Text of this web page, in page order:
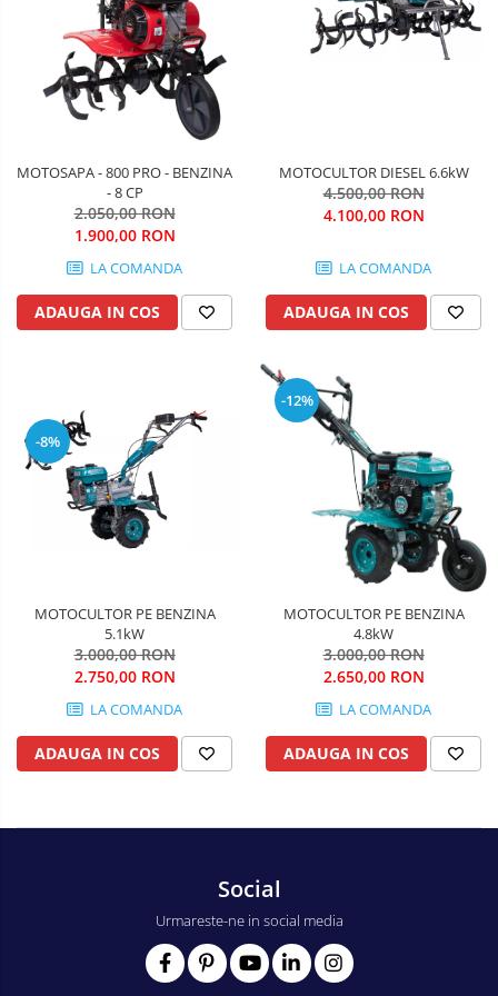
Generatoare si
unelte pentru
santier
Betoniere
Generatoare
Lucru la
înălțime
Motocoase
Accesorii motocoase
Foarfece de tuns gard viu si
Masini si tractorase de tuns
Motocoase termice
Motoburghie
Motosapatoare
Mănuși
protecție
Pompe apa
Hidrofoare
Pompe submersibile
Protecția ochilor
Protecția respirației
Protecția urechilor
pistoale silicon
Debitare gresie / faianta si geamuri
Echipamente atelier
Semnalizare
și
delimitare
MOTOSAPA - 800 PRO - BENZINA
- 8 CP
2.050,00 RON
1.900,00 RON
LA COMANDA
ADAUGA IN COS
MOTOCULTOR DIESEL 6.6kW
4.500,00 RON
4.100,00 RON
LA COMANDA
ADAUGA IN COS
-8%
MOTOCULTOR PE BENZINA
5.1kW
3.000,00 RON
2.750,00 RON
LA COMANDA
ADAUGA IN COS
-12%
MOTOCULTOR PE BENZINA
4.8kW
3.000,00 RON
2.650,00 RON
LA COMANDA
ADAUGA IN COS
Social
Urmareste-ne in social media